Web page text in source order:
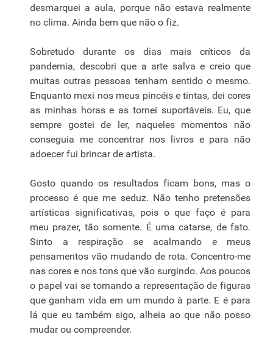
desmarquei a aula, porque não estava realmente
no clima. Ainda bem que não o fiz.
Sobretudo durante os dias mais críticos da
pandemia, descobri que a arte salva e creio que
muitas outras pessoas tenham sentido o mesmo.
Enquanto mexi nos meus pincéis e tintas, dei cores
as minhas horas e as tornei suportáveis. Eu, que
sempre gostei de ler, naqueles momentos não
conseguia me concentrar nos livros e para não
adoecer fui brincar de artista.
Gosto quando os resultados ficam bons, mas o
processo é que me seduz. Não tenho pretensões
artísticas significativas, pois o que faço é para
meu prazer, tão somente. É uma catarse, de fato.
Sinto a respiração se acalmando e meus
pensamentos vão mudando de rota. Concentro-me
nas cores e nos tons que vão surgindo. Aos poucos
o papel vai se tornando a representação de figuras
que ganham vida em um mundo à parte. E é para
lá que eu também sigo, alheia ao que não posso
mudar ou compreender.